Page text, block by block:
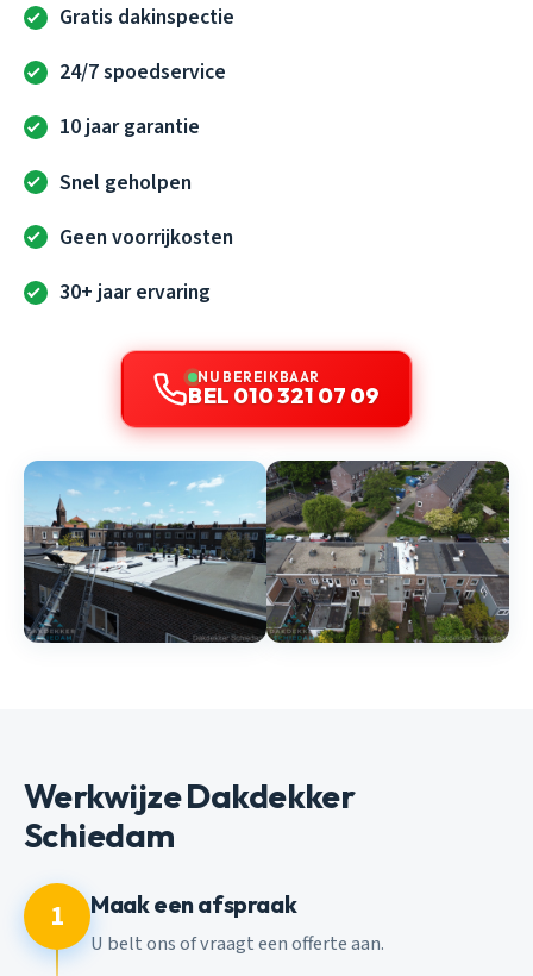
Gratis dakinspectie
24/7 spoedservice
10 jaar garantie
Snel geholpen
Geen voorrijkosten
30+ jaar ervaring
NU BEREIKBAAR
BEL 010 321 07 09
Werkwijze Dakdekker
Schiedam
1 Maak een afspraak
U belt ons of vraagt een offerte aan.